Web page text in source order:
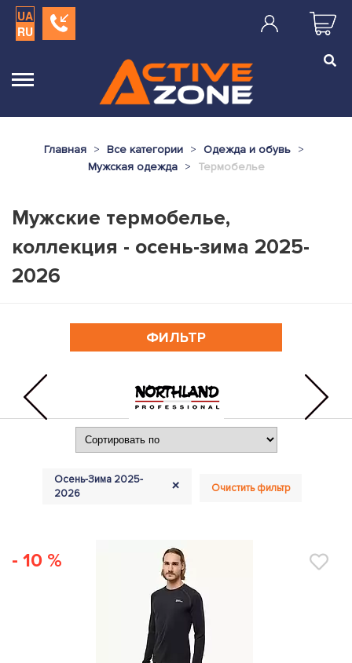
UA
RU
Главная Все категории
Одежда и обувь
Мужская одежда
Термобелье
Мужские термобелье,
коллекция - осень-зима 2025-
2026
ФИЛЬТР
Осень-Зима 2025-
2026
+ Очистить фильтр
- 10 %